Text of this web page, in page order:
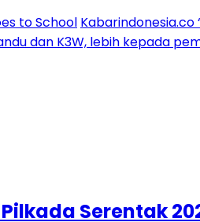
to School Kabarindonesia.co
dan K3W, lebih kepada
Serentak